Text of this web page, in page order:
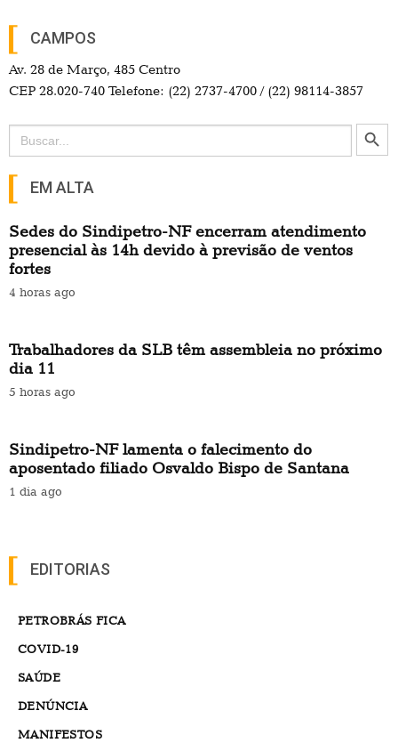
CAMPOS
Av. 28 de Março, 485 Centro
CEP 28.020-740 Telefone: (22) 2737-4700 / (22) 98114-3857
Search
for:
Search Button
EM ALTA
Sedes do Sindipetro-NF encerram atendimento
presencial às 14h devido à previsão de ventos
fortes
4 horas ago
Trabalhadores da SLB têm assembleia no próximo
dia 11
5 horas ago
Sindipetro-NF lamenta o falecimento do
aposentado filiado Osvaldo Bispo de Santana
1 dia ago
EDITORIAS
PETROBRÁS FICA
COVID-19
SAÚDE
DENÚNCIA
MANIFESTOS